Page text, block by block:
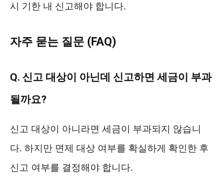
시 기한 내 신고해야 합니다.
자주 묻는 질문 (FAQ)
Q. 신고 대상이 아닌데 신고하면 세금이 부과
될까요?
신고 대상이 아니라면 세금이 부과되지 않습니
다. 하지만 면제 대상 여부를 확실하게 확인한 후
신고 여부를 결정해야 합니다.